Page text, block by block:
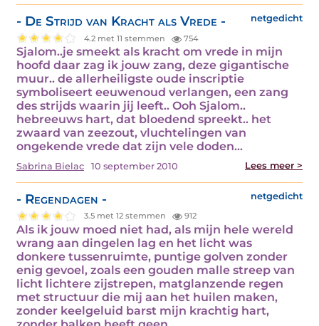
- De Strijd van Kracht als Vrede - netgedicht
4.2 met 11 stemmen 754
Sjalom..je smeekt als kracht om vrede in mijn
hoofd daar zag ik jouw zang, deze gigantische
muur.. de allerheiligste oude inscriptie
symboliseert eeuwenoud verlangen, een zang
des strijds waarin jij leeft.. Ooh Sjalom..
hebreeuws hart, dat bloedend spreekt.. het
zwaard van zeezout, vluchtelingen van
ongekende vrede dat zijn vele doden…
Sabrina Bielac 10 september 2010 Lees meer >
- Regendagen - netgedicht
3.5 met 12 stemmen 912
Als ik jouw moed niet had, als mijn hele wereld
wrang aan dingelen lag en het licht was
donkere tussenruimte, puntige golven zonder
enig gevoel, zoals een gouden malle streep van
licht lichtere zijstrepen, matglanzende regen
met structuur die mij aan het huilen maken,
zonder keelgeluid barst mijn krachtig hart,